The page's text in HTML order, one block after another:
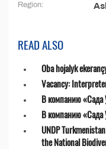
Region:
READ ALSO
Oba hojalyk
Vacancy:
В компанию «Сада
В компанию «Сада
UNDP
the National